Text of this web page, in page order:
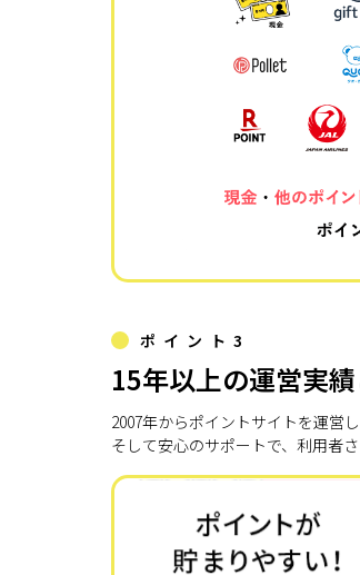
ポイント3
15年以上の運営実
2007年からポイントサイトを運営
そして安心のサポートで、利用者